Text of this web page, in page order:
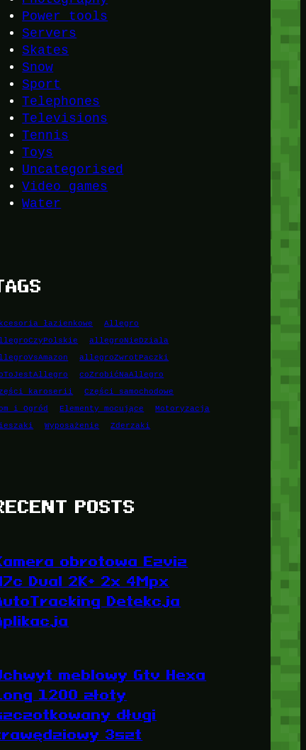
Power tools
Servers
Skates
Snow
Sport
Telephones
Televisions
Tennis
Toys
Uncategorised
Video games
Water
łazienkowe
Allegro
allegroNieDziala
allegroZwrotPaczki
coZrobićNaAllegro
karoserii
Części samochodowe
i Ogród
Elementy mocujące
Motoryzacja
Wyposażenie Zderzaki
POSTS
obrotowa Ezviz
Dual 2K+ 2x 4Mpx
Detekcja
meblowy Gtv Hexa
1200 złoty
długi
3szt